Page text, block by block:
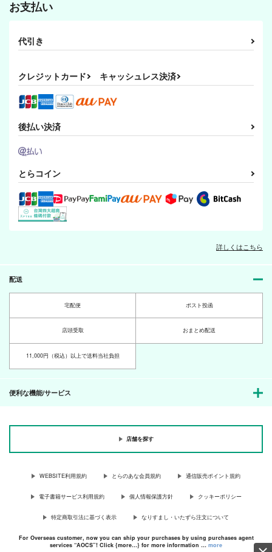
お支払い
代引き
クレジットカード キャッシュレス決済
後払い決済
とらコイン
詳しくはこちら
配送
宅配便 ポスト投函
店頭受取 おまとめ配送
11,000円（税込）以上で送料当社負担
便利な機能/サービス
店舗を探す
WEBSITE利用規約 とらのあな会員規約 通信販売ポイント規約
電子書籍サービス利用規約 個人情報保護方針 クッキーポリシー
特定商取引法に基づく表示 なりすまし・いたずら注文について
For Overseas customer, now you can ship your purchases by using purchases agent
services “AOCS”! Click {more…} for more information … more